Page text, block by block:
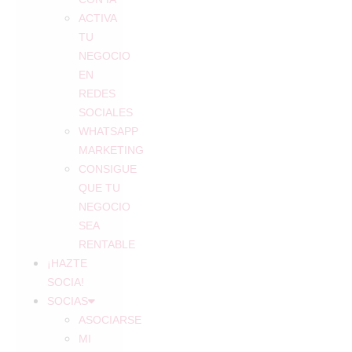
ACTIVA
TU
NEGOCIO
EN
REDES
SOCIALES
WHATSAPP
MARKETING
CONSIGUE
QUE TU
NEGOCIO
SEA
RENTABLE
¡HAZTE
SOCIA!
SOCIAS
ASOCIARSE
MI